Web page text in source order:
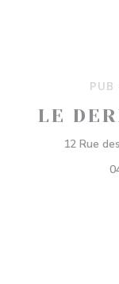
PUB
LE
12 Rue